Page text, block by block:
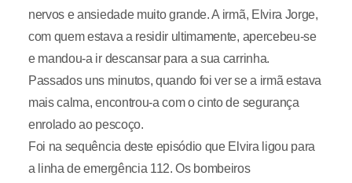
nervos e ansiedade muito grande. A irmã, Elvira Jorge,
com quem estava a residir ultimamente, apercebeu-se
e mandou-a ir descansar para a sua carrinha.
Passados uns minutos, quando foi ver se a irmã estava
mais calma, encontrou-a com o cinto de segurança
enrolado ao pescoço.
Foi na sequência deste episódio que Elvira ligou para
a linha de emergência 112. Os bombeiros